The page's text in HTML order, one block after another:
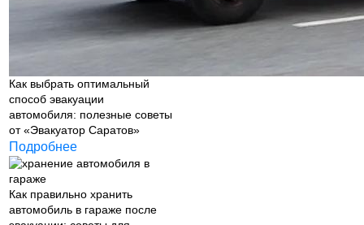
Как выбрать оптимальный
способ эвакуации
автомобиля: полезные советы
от «Эвакуатор Саратов»
Подробнее
Как правильно хранить
автомобиль в гараже после